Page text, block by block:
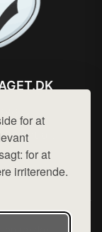
for at
for at
irriterende.
privatlivspolitik